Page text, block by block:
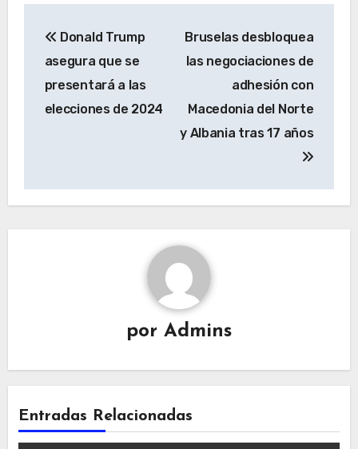
de
entradas
Donald Trump
asegura que se
presentará a las
elecciones de 2024
Bruselas desbloquea
las negociaciones de
adhesión con
Macedonia del Norte
y Albania tras 17 años
por Admins
Entradas Relacionadas